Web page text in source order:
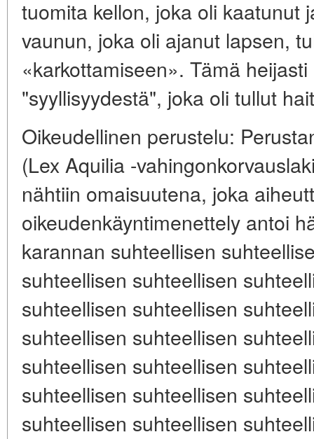
tuomita kellon, joka oli kaatunut
vaunun, joka oli ajanut lapsen,
«karkottamiseen». Tämä
"syyllisyydestä", joka oli tullut
Oikeudellinen perustelu:
(Lex Aquilia -
nähtiin omaisuutena, joka
oikeudenkäyntimenettely antoi
karannan suhteellisen
suhteellisen suhteellisen
suhteellisen suhteellisen
suhteellisen suhteellisen
suhteellisen suhteellisen
suhteellisen suhteellisen
suhteellisen suhteellisen